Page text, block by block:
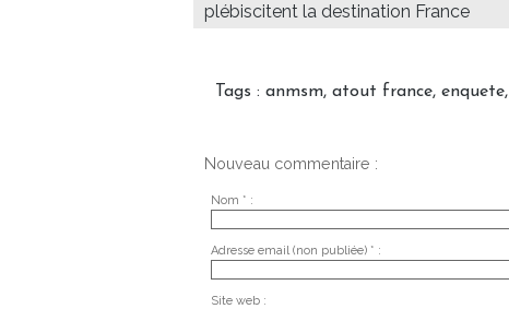
plébiscitent la destination France
Tags : anmsm, atout france, enquete,
Nouveau commentaire :
Nom * :
Adresse email (non publiée) * :
Site web :